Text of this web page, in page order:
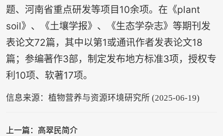
题、河南省重点研发等项目10余项。在《plant
soil》、《土壤学报》、《生态学杂志》等期刊发
表论文72篇，其中以第1或通讯作者发表论文18
篇；参编著作3部，制定发布地方标准3项，授权专
利10项、软著17项。
信息来源：植物营养与资源环境研究所 (2025-06-19)
上一篇：高翠民简介